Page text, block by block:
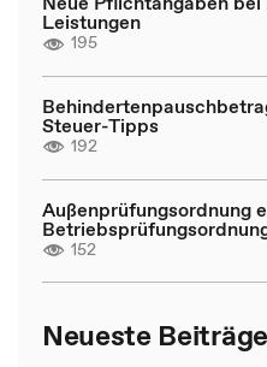
Leistungen
195
Steuer-Tipps
192
Außenprüfungsordnung
152
Neueste Beiträge